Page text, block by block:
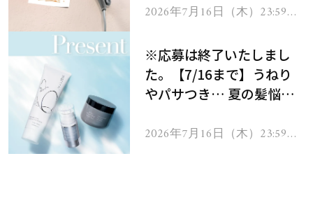
ヘアドライヤー ジュエル
2026年7月16日（木）23:59ま
※応募は終了いたしまし
た。【7/16まで】うねり
やパサつき… 夏の髪悩み
ムを13名様にプレゼン
2026年7月16日（木）23:59ま